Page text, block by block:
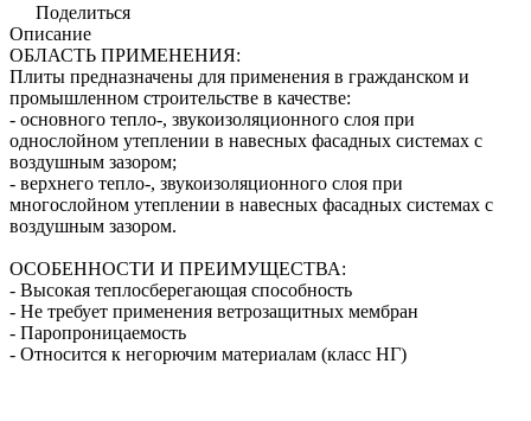
Поделиться
Описание
ОБЛАСТЬ ПРИМЕНЕНИЯ:
Плиты предназначены для применения в гражданском и
промышленном строительстве в качестве:
- основного тепло-, звукоизоляционного слоя при
однослойном утеплении в навесных фасадных системах с
воздушным зазором;
- верхнего тепло-, звукоизоляционного слоя при
многослойном утеплении в навесных фасадных системах с
воздушным зазором.
ОСОБЕННОСТИ И ПРЕИМУЩЕСТВА:
- Высокая теплосберегающая способность
- Не требует применения ветрозащитных мембран
- Паропроницаемость
- Относится к негорючим материалам (класс НГ)